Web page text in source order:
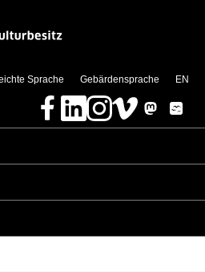
- Stiftung
Sprache Gebärdensprache EN
FacebookLinkedInInstagram
Vimeo MastodonBluesky